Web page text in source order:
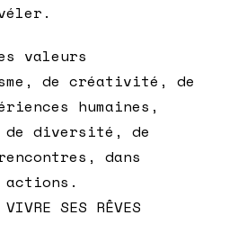
valeurs
de créativité, de
humaines,
de diversité, de
dans
actions.
SES RÊVES